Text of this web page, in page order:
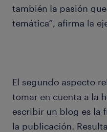
también la pasión
temática”, afirma la
El segundo aspecto
tomar en cuenta a la
escribir un blog es la
la publicación.